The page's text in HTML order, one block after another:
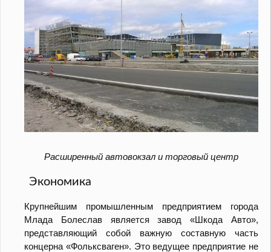
Расширенный автовокзал и торговый центр
Экономика
Крупнейшим промышленным предприятием города
Млада Болеслав является завод «Шкода Авто»,
представляющий собой важную составную часть
концерна «Фольксваген». Это ведущее предприятие не